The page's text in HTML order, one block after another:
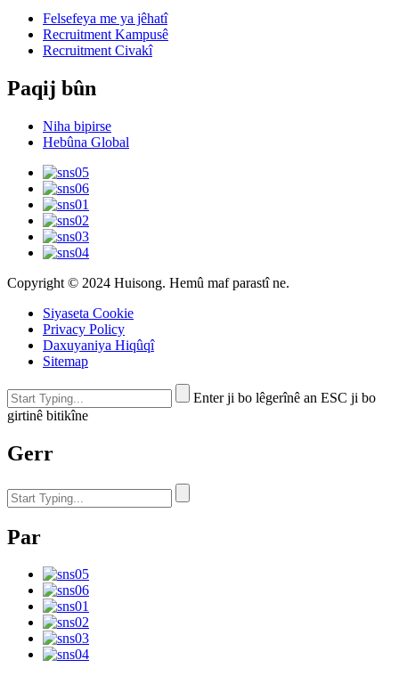
Felsefeya me ya jêhatî
Recruitment Kampusê
Recruitment Civakî
Paqij bûn
Niha bipirse
Hebûna Global
Copyright © 2024 Huisong. Hemû maf parastî ne.
Siyaseta Cookie
Privacy Policy
Daxuyaniya Hiqûqî
Sitemap
Enter ji bo lêgerînê an ESC ji bo
girtinê bitikîne
Gerr
Par